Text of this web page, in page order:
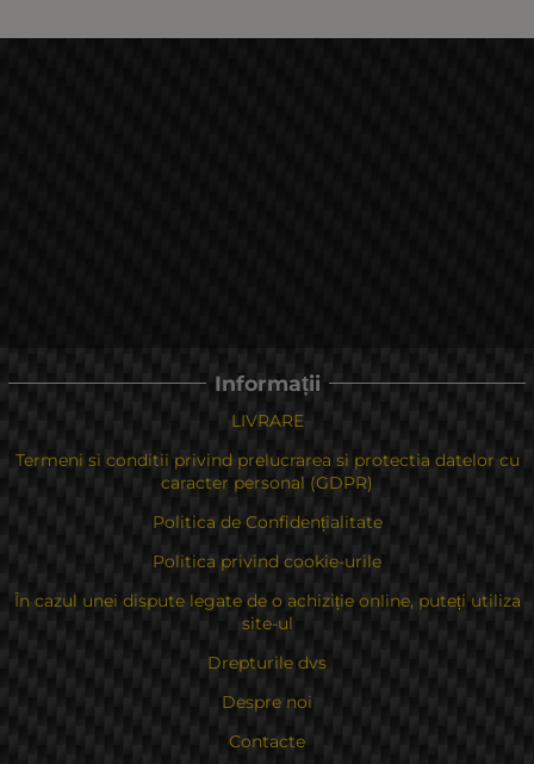
Informații
LIVRARE
Termeni si conditii privind prelucrarea si protectia datelor cu
caracter personal (GDPR)
Politica de Confidențialitate
Politica privind cookie-urile
În cazul unei dispute legate de o achiziție online, puteți utiliza
site-ul
Drepturile dvs
Despre noi
Contacte